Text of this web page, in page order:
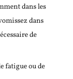
dans les
dans
de
fatigue ou de